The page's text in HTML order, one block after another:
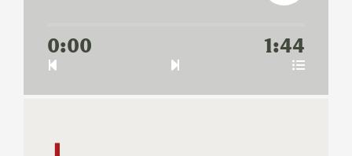
0:00 1:44